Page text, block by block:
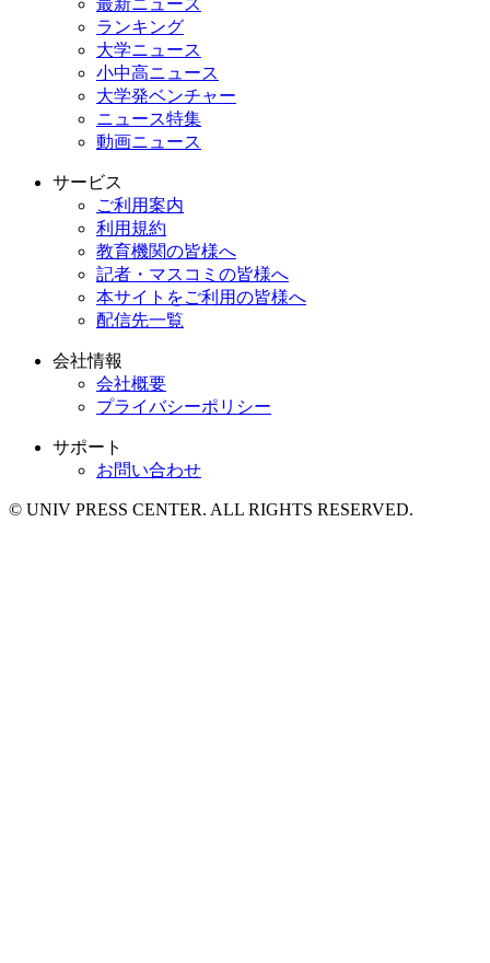
ランキング
大学ニュース
小中高ニュース
大学発ベンチャー
ニュース特集
動画ニュース
サービス
ご利用案内
利用規約
教育機関の皆様へ
記者・マスコミの皆様へ
本サイトをご利用の皆様へ
配信先一覧
会社情報
会社概要
プライバシーポリシー
サポート
お問い合わせ
© UNIV PRESS CENTER. ALL RIGHTS RESERVED.